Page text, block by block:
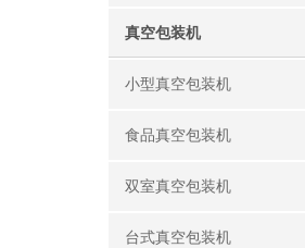
真空包装机
小型真空包装机
食品真空包装机
双室真空包装机
台式真空包装机